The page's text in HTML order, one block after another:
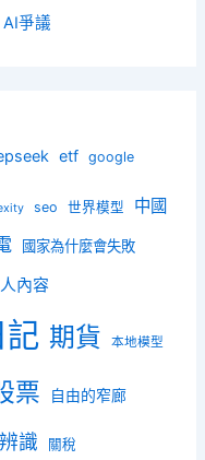
爭議
etf google
seo 世界模型 中國
國家為什麼會失敗
內容
記 期貨 本地模型
票 自由的窄廊
識 關稅